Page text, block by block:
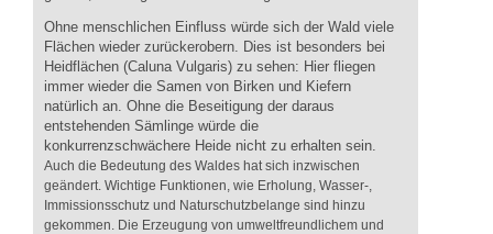
Ohne menschlichen Einfluss würde sich der Wald viele
Flächen wieder zurückerobern. Dies ist besonders bei
Heidflächen (Caluna Vulgaris) zu sehen: Hier fliegen
immer wieder die Samen von Birken und Kiefern
natürlich an. Ohne die Beseitigung der daraus
entstehenden Sämlinge würde die
konkurrenzschwächere Heide nicht zu erhalten sein.
Auch die Bedeutung des Waldes hat sich inzwischen
geändert. Wichtige Funktionen, wie Erholung, Wasser-,
Immissionsschutz und Naturschutzbelange sind hinzu
gekommen. Die Erzeugung von umweltfreundlichem und